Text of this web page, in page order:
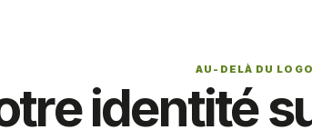
AU-DELÀ DU LOGO
identité